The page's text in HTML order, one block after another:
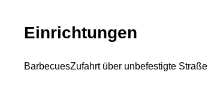
Einrichtungen
BarbecuesZufahrt über unbefestigte Straße